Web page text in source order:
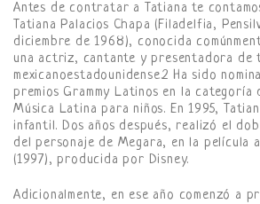
Antes de contratar a Tatiana te
Tatiana Palacios Chapa (Filadelfia,
diciembre de 1968), conocida
una actriz, cantante y presentadora de
mexicanoestadounidense.2 Ha sido
premios Grammy Latinos en la categoría
Música Latina para niños. En 1995,
infantil. Dos años después, realizó el
del personaje de Megara, en la película
(1997), producida por Disney.
Adicionalmente, en ese año comenzó a